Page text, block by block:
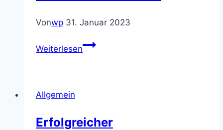
Vonwp 31. Januar 2023
WeiterlesenElterninfo
Allgemein
Erfolgreicher